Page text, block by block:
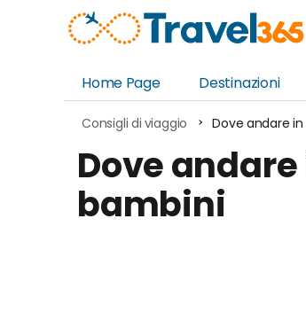
Home Page
Destinazioni
Europa
Nord America
Sud America
Consigli di viaggio Dove andare
Dove
bambini